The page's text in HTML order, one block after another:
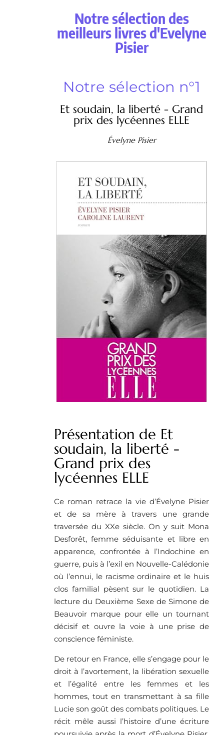
Notre sélection des
meilleurs livres d'Evelyne
Pisier
Notre sélection n°1
Et soudain, la liberté - Grand
prix des lycéennes ELLE
Évelyne Pisier
Présentation de Et
soudain, la liberté -
Grand prix des
lycéennes ELLE
Ce roman retrace la vie d’Évelyne Pisier
et de sa mère à travers une grande
traversée du XXe siècle. On y suit Mona
Desforêt, femme séduisante et libre en
apparence, confrontée à l’Indochine en
guerre, puis à l’exil en Nouvelle-Calédonie
où l’ennui, le racisme ordinaire et le huis
clos familial pèsent sur le quotidien. La
lecture du Deuxième Sexe de Simone de
Beauvoir marque pour elle un tournant
décisif et ouvre la voie à une prise de
conscience féministe.
De retour en France, elle s’engage pour le
droit à l’avortement, la libération sexuelle
et l’égalité entre les femmes et les
hommes, tout en transmettant à sa fille
Lucie son goût des combats politiques. Le
récit mêle aussi l’histoire d’une écriture